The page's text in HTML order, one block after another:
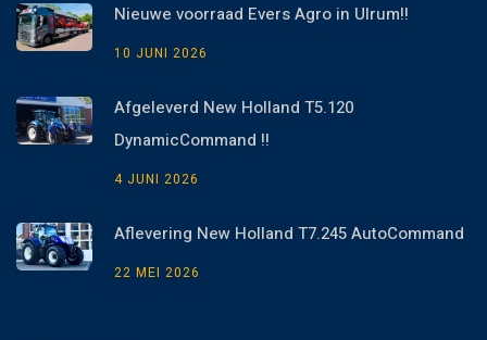
Nieuwe voorraad Evers Agro in Ulrum!!
10 JUNI 2026
Afgeleverd New Holland T5.120
DynamicCommand !!
4 JUNI 2026
Aflevering New Holland T7.245 AutoCommand
22 MEI 2026